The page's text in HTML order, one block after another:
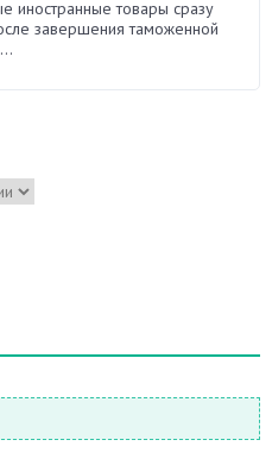
иностранные товары сразу
завершения таможенной
...